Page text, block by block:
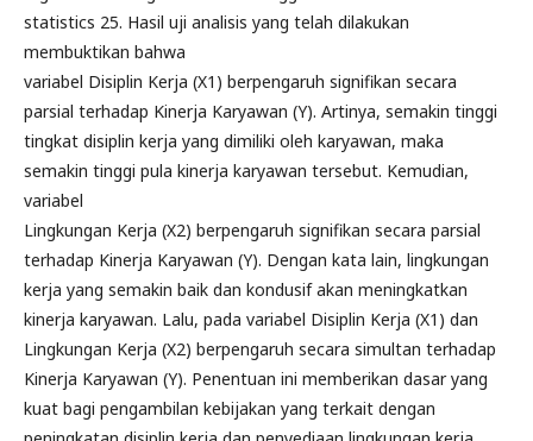
statistics 25. Hasil uji analisis yang telah dilakukan
membuktikan bahwa
variabel Disiplin Kerja (X1) berpengaruh signifikan secara
parsial terhadap Kinerja Karyawan (Y). Artinya, semakin tinggi
tingkat disiplin kerja yang dimiliki oleh karyawan, maka
semakin tinggi pula kinerja karyawan tersebut. Kemudian,
variabel
Lingkungan Kerja (X2) berpengaruh signifikan secara parsial
terhadap Kinerja Karyawan (Y). Dengan kata lain, lingkungan
kerja yang semakin baik dan kondusif akan meningkatkan
kinerja karyawan. Lalu, pada variabel Disiplin Kerja (X1) dan
Lingkungan Kerja (X2) berpengaruh secara simultan terhadap
Kinerja Karyawan (Y). Penentuan ini memberikan dasar yang
kuat bagi pengambilan kebijakan yang terkait dengan